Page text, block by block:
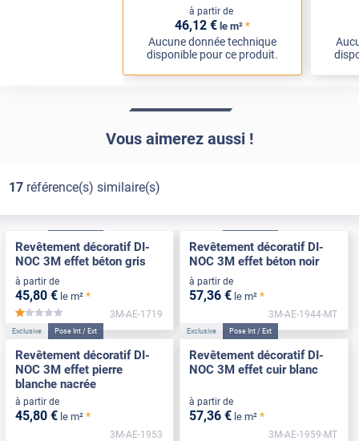
à partir de
46,12 € le m² *
Aucune donnée technique
disponible pour ce produit.
Vous aimerez aussi !
17référence(s) similaire(s)
Revêtement décoratif DI-
NOC 3M effet béton gris
à partir de
45,80 € le m² *
*****
3M-AE-1719
Revêtement décoratif DI-
NOC 3M effet béton noir
à partir de
57,36 € le m² *
3M-AE-1944-MT
Exclusive Pose Int / Ext
Revêtement décoratif DI-
NOC 3M effet pierre
blanche nacrée
à partir de
45,80 € le m² *
3M-AE-1953
Exclusive Pose Int / Ext
Revêtement décoratif DI-
NOC 3M effet cuir blanc
à partir de
57,36 € le m² *
3M-AE-1959-MT